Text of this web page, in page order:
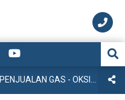
PENJUALAN GAS - OKSIGEN INDUSTRI BERKUALITAS TINGGI